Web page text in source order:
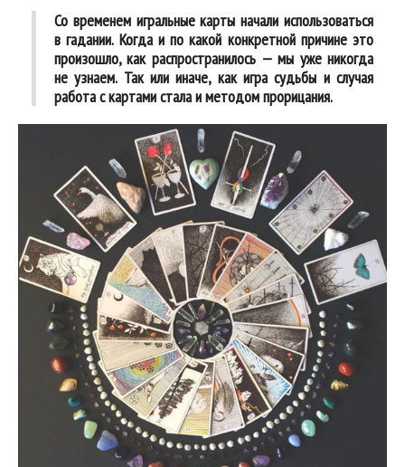
Со временем игральные карты начали использоваться
в гадании. Когда и по какой конкретной причине это
произошло, как распространилось — мы уже никогда
не узнаем. Так или иначе, как игра судьбы и случая
работа с картами стала и методом прорицания.